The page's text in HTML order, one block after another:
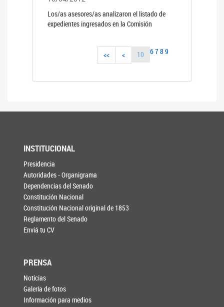
Los/as asesores/as analizaron el listado de
expedientes ingresados en la Comisión
<< < 6789
10
INSTITUCIONAL
Presidencia
Autoridades - Organigrama
Dependencias del Senado
Constitución Nacional
Constitución Nacional original de 1853
Reglamento del Senado
Enviá tu CV
PRENSA
Noticias
Galería de fotos
Información para medios